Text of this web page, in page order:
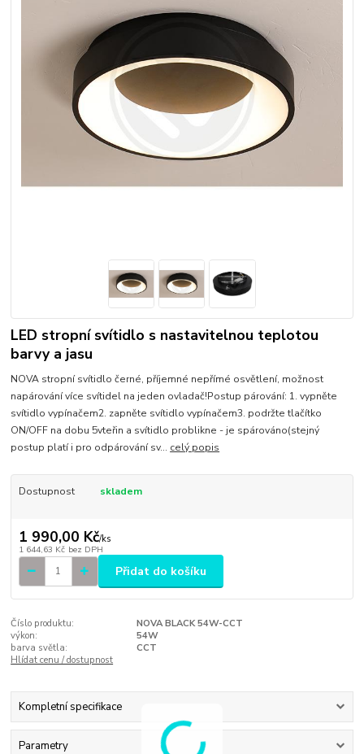
LED stropní svítidlo s nastavitelnou teplotou
barvy a jasu
NOVA stropní svítidlo černé, příjemné nepřímé osvětlení, možnost
napárování více svítidel na jeden ovladač!Postup párování: 1. vypněte
svítidlo vypínačem2. zapněte svítidlo vypínačem3. podržte tlačítko
ON/OFF na dobu 5vteřin a svítidlo problikne - je spárováno(stejný
postup platí i pro odpárování sv... celý popis
Dostupnost skladem
1 990,00 Kč/ks
1 644,63 Kč bez DPH
Přidat do košíku
Číslo produktu:
NOVA BLACK 54W-CCT
výkon:
54W
barva světla:
CCT
Hlídat cenu / dostupnost
Kompletní specifikace
Parametry